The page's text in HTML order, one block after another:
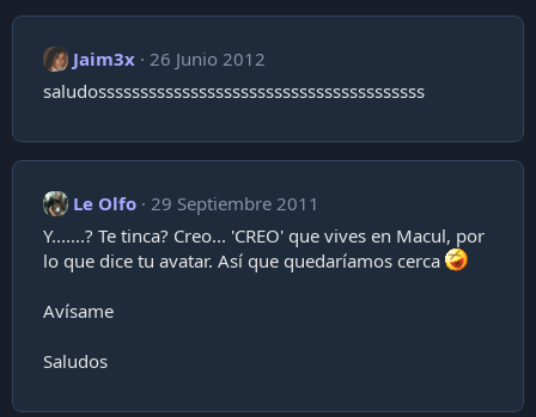
Jaim3x 26 Junio 2012
saludosssssssssssssssssssssssssssssssssssssss
Le Olfo 29 Septiembre 2011
Y.......? Te tinca? Creo... 'CREO' que vives en Macul, por
lo que dice tu avatar. Así que quedaríamos cerca
Avísame
Saludos